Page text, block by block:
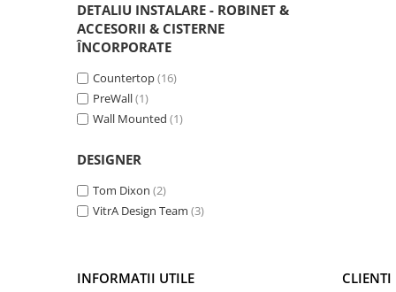
DETALIU INSTALARE - ROBINET &
ACCESORII & CISTERNE
ÎNCORPORATE
Countertop(16)
PreWall(1)
Wall Mounted (1)
DESIGNER
Tom Dixon (2)
VitrA Design Team (3)
INFORMATII UTILE CLIENTI